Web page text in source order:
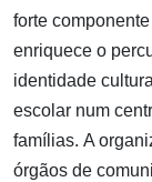
forte
enriquece o
identidade
escolar num
famílias. A
órgãos de